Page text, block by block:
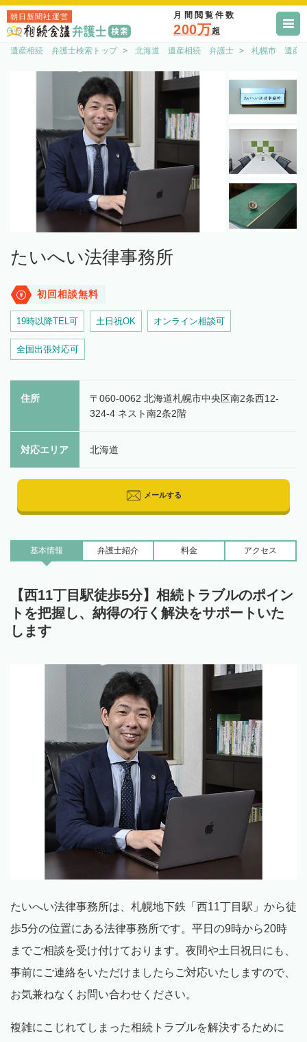
朝日新聞社運営 月間閲覧件数
200万超
遺産相続 弁護士検索トップ 北海道 遺産相続 弁護士 札幌市 遺産
たいへい法律事務所
初回相談無料
19時以降TEL可 土日祝OK オンライン相談可
全国出張対応可
住所
〒060-0062 北海道札幌市中央区南2条西12-
324-4 ネスト南2条2階
対応エリア 北海道
メールする
基本情報 弁護士紹介 料金 アクセス
【西11丁目駅徒歩5分】相続トラブルのポイン
トを把握し、納得の行く解決をサポートいた
します
たいへい法律事務所は、札幌地下鉄「西11丁目駅」から徒
歩5分の位置にある法律事務所です。平日の9時から20時
までご相談を受け付けております。夜間や土日祝日にも、
事前にご連絡をいただけましたらご対応いたしますので、
お気兼ねなくお問い合わせください。
複雑にこじれてしまった相続トラブルを解決するために